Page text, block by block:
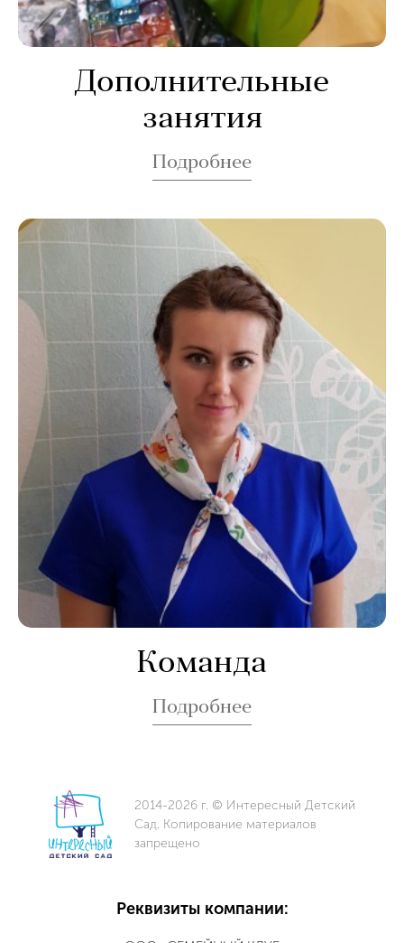
Дополнительные
занятия
Подробнее
Команда
Подробнее
2014-2026 г. © Интересный Детский
Сад. Копирование материалов
запрещено
Реквизиты компании: